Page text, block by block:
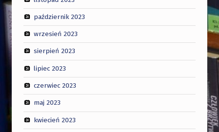
październik 2023
wrzesień 2023
sierpień 2023
lipiec 2023
czerwiec 2023
maj 2023
kwiecień 2023